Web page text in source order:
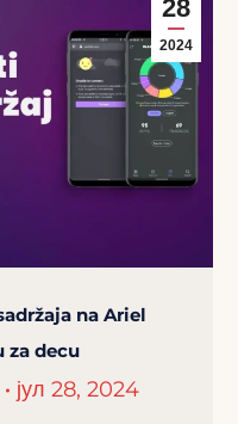
28
2024
na Ariel
za decu
јул 28, 2024